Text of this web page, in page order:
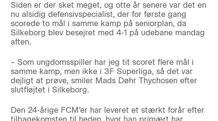
Siden er der sket meget, og otte år senere var det en
nu alsidig defensivspecialist, der for første gang
scorede to mål i samme kamp på seniorplan, da
Silkeborg blev besejret med 4-1 på udebane mandag
aften.
– Som ungdomsspiller har jeg tit scoret flere mål i
samme kamp, men ikke i 3F Superliga, så det var
dejligt at prøve, smiler Mads Døhr Thychosen efter
slutfløjtet i Silkeborg.
Den 24-årige FCM’er har leveret et stærkt forår efter